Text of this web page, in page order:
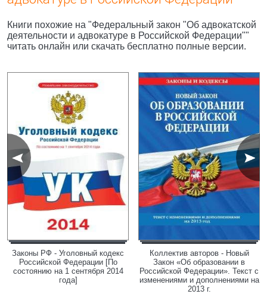
Книги похожие на "Федеральный закон "Об адвокатской
деятельности и адвокатуре в Российской Федерации""
читать онлайн или скачать бесплатно полные версии.
Законы РФ - Уголовный кодекс
Российской Федерации [По
состоянию на 1 сентября 2014
года]
Коллектив авторов - Новый
Закон «Об образовании в
Российской Федерации». Текст с
изменениями и дополнениями на
2013 г.